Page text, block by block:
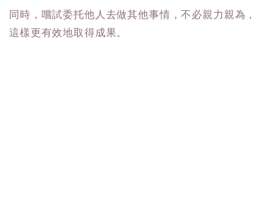
同時，嚐試委托他人去做其他事情，不必親力親為，
這樣更有效地取得成果。